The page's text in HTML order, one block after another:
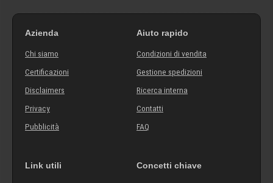
Azienda
Chi siamo
Certificazioni
Disclaimers
Privacy
Pubblicità
Aiuto rapido
Condizioni di vendita
Gestione spedizioni
Ricerca interna
Contatti
FAQ
Link utili Concetti chiave